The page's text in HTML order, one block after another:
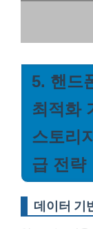
5. 핸드
최적화
스토리
급 전략
데이터 기